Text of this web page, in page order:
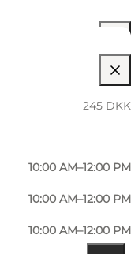
10:00 AM–12:00 PM
10:00 AM–12:00 PM
10:00 AM–12:00 PM
10:00 AM–12:00 PM
10:00 AM–12:00 PM
245 DKK